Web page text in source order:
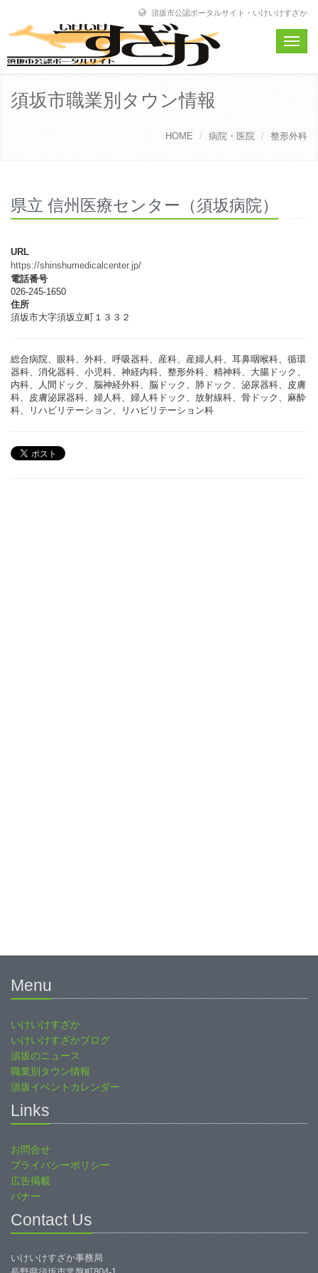
須坂市公認ポータルサイト・いけいけすざか
Toggle
須坂市職業別タウン情報
HOME 病院・医院 整形外科
県立 信州医療センター（須坂病院）
URL
https://shinshumedicalcenter.jp/
電話番号
026-245-1650
住所
須坂市大字須坂立町１３３２
総合病院、眼科、外科、呼吸器科、産科、産婦人科、耳鼻咽喉科、循環
器科、消化器科、小児科、神経内科、整形外科、精神科、大腸ドック、
内科、人間ドック、脳神経外科、脳ドック、肺ドック、泌尿器科、皮膚
科、皮膚泌尿器科、婦人科、婦人科ドック、放射線科、骨ドック、麻酔
科、リハビリテーション、リハビリテーション科
Menu
いけいけすざか
いけいけすざかブログ
須坂のニュース
職業別タウン情報
須坂イベントカレンダー
Links
お問合せ
プライバシーポリシー
広告掲載
バナー
Contact Us
いけいけすざか事務局